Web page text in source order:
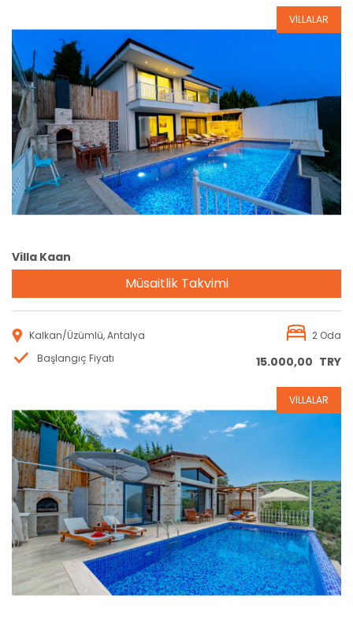
Rezervasyon
VİLLALAR
Villa Kaan
Müsaitlik Takvimi
Kalkan/Üzümlü, Antalya
2 Oda
Başlangıç Fiyatı
15.000,00 TRY
Rezervasyon
VİLLALAR